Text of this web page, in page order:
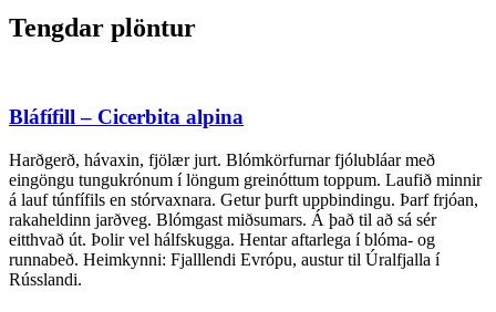
Tengdar plöntur
Bláfífill – Cicerbita alpina
Harðgerð, hávaxin, fjölær jurt. Blómkörfurnar fjólubláar með
eingöngu tungukrónum í löngum greinóttum toppum. Laufið minnir
á lauf túnfífils en stórvaxnara. Getur þurft uppbindingu. Þarf frjóan,
rakaheldinn jarðveg. Blómgast miðsumars. Á það til að sá sér
eitthvað út. Þolir vel hálfskugga. Hentar aftarlega í blóma- og
runnabeð. Heimkynni: Fjalllendi Evrópu, austur til Úralfjalla í
Rússlandi.